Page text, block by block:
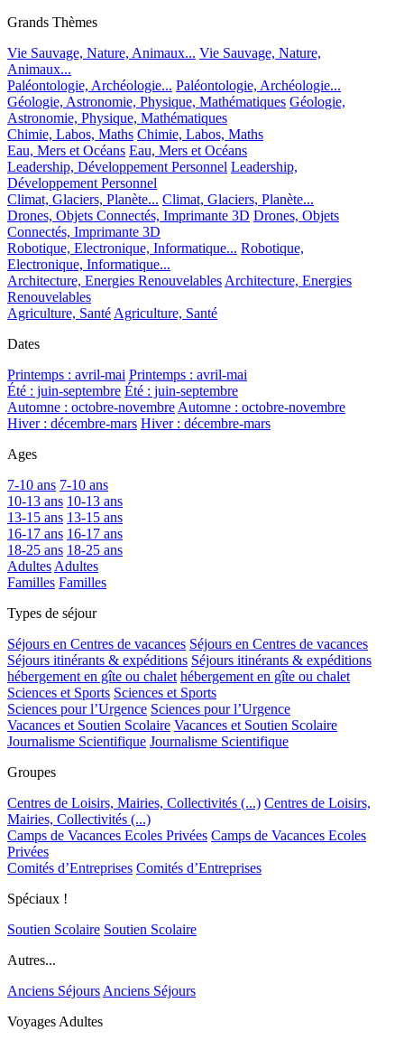
Grands Thèmes
Vie Sauvage, Nature, Animaux... Vie Sauvage, Nature,
Animaux...
Paléontologie, Archéologie... Paléontologie, Archéologie...
Géologie, Astronomie, Physique, Mathématiques Géologie,
Astronomie, Physique, Mathématiques
Chimie, Labos, Maths Chimie, Labos, Maths
Eau, Mers et Océans Eau, Mers et Océans
Leadership, Développement Personnel Leadership,
Développement Personnel
Climat, Glaciers, Planète... Climat, Glaciers, Planète...
Drones, Objets Connectés, Imprimante 3D Drones, Objets
Connectés, Imprimante 3D
Robotique, Electronique, Informatique... Robotique,
Electronique, Informatique...
Architecture, Energies Renouvelables Architecture, Energies
Renouvelables
Agriculture, Santé Agriculture, Santé
Dates
Printemps : avril-mai Printemps : avril-mai
Été : juin-septembre Été : juin-septembre
Automne : octobre-novembre Automne : octobre-novembre
Hiver : décembre-mars Hiver : décembre-mars
Ages
7-10 ans 7-10 ans
10-13 ans 10-13 ans
13-15 ans 13-15 ans
16-17 ans 16-17 ans
18-25 ans 18-25 ans
Adultes Adultes
Familles Familles
Types de séjour
Séjours en Centres de vacances Séjours en Centres de vacances
Séjours itinérants & expéditions Séjours itinérants & expéditions
hébergement en gîte ou chalet hébergement en gîte ou chalet
Sciences et Sports Sciences et Sports
Sciences pour l’Urgence Sciences pour l’Urgence
Vacances et Soutien Scolaire Vacances et Soutien Scolaire
Journalisme Scientifique Journalisme Scientifique
Groupes
Centres de Loisirs, Mairies, Collectivités (...) Centres de Loisirs,
Mairies, Collectivités (...)
Camps de Vacances Ecoles Privées Camps de Vacances Ecoles
Privées
Comités d’Entreprises Comités d’Entreprises
Spéciaux !
Soutien Scolaire Soutien Scolaire
Autres...
Anciens Séjours Anciens Séjours
Voyages Adultes